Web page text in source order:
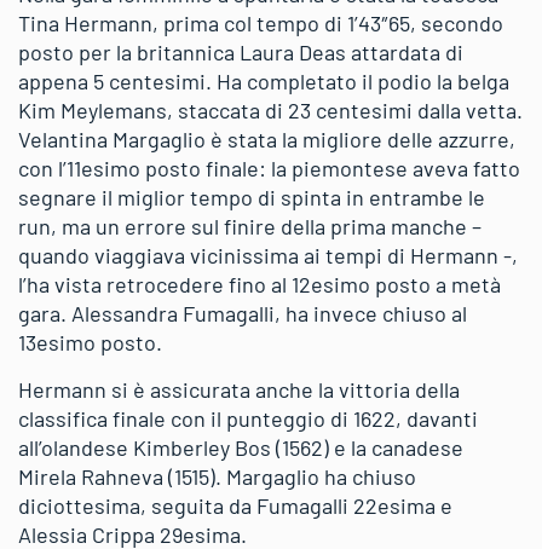
Tina Hermann, prima col tempo di 1’43″65, secondo
posto per la britannica Laura Deas attardata di
appena 5 centesimi. Ha completato il podio la belga
Kim Meylemans, staccata di 23 centesimi dalla vetta.
Velantina Margaglio è stata la migliore delle azzurre,
con l’11esimo posto finale: la piemontese aveva fatto
segnare il miglior tempo di spinta in entrambe le
run, ma un errore sul finire della prima manche –
quando viaggiava vicinissima ai tempi di Hermann -,
l’ha vista retrocedere fino al 12esimo posto a metà
gara. Alessandra Fumagalli, ha invece chiuso al
13esimo posto.
Hermann si è assicurata anche la vittoria della
classifica finale con il punteggio di 1622, davanti
all’olandese Kimberley Bos (1562) e la canadese
Mirela Rahneva (1515). Margaglio ha chiuso
diciottesima, seguita da Fumagalli 22esima e
Alessia Crippa 29esima.